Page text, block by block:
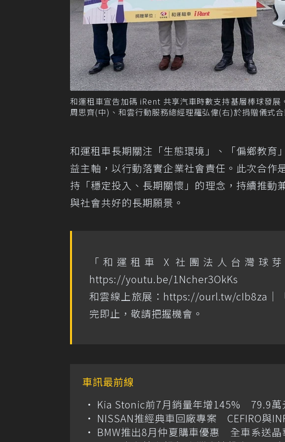
和運租車宣告加碼 iRent 共享汽車時數支持基層棒球發
周思齊(中)、和雲行動服務總經理羅弘偉(右)於捐贈儀式
和運租車長期關注「生態環境」、「偏鄉教育
益主軸，以行動落實企業社會責任。此次合作
持「穩定投入、長期關懷」的理念，持續推動
與社會共好的長期願景。
「和運租車 X 社團法人台灣球
https://youtu.be/1Ncher3OkKs
和雲線上旅展： https://ourl.tw/cIb8za
完即止，敬請把握機會。
車訊最前線
Kia Stonic前7月銷量年增145% 79.9萬
NISSAN推經典車回廠專案 CEFIRO與
BMW推出8月仲夏購車優惠 全車系送